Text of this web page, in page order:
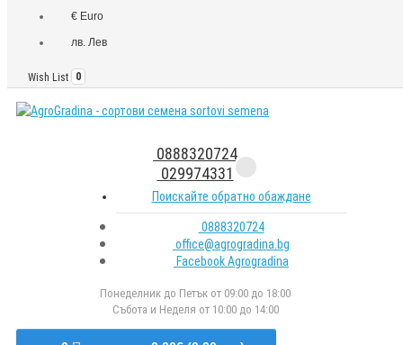
€ Euro
лв. Лев
Wish List 0
0888320724
029974331
Поискайте обратно обаждане
0888320724
office@agrogradina.bg
Facebook Agrogradina
Понеделник до Петък от 09:00 до 18:00
Събота и Неделя от 10:00 до 14:00